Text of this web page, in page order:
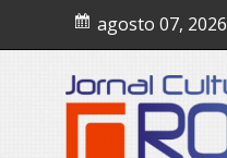
content
agosto 07, 2026